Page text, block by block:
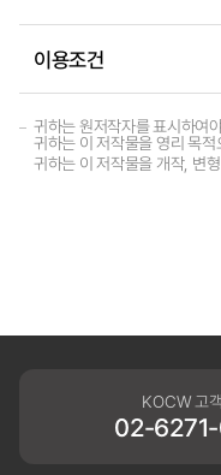
이용조건
귀하는 원저작자를 표시하여
귀하는 이 저작물을 영리 목
귀하는 이 저작물을 개작, 변
KOCW 고
02-